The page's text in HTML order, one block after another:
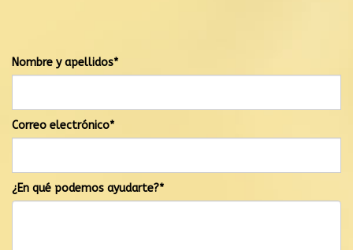
Nombre y apellidos*
Correo electrónico*
¿En qué podemos ayudarte?*